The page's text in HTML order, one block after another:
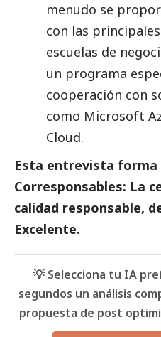
menudo se
con las
escuelas de
un programa
cooperación con
como Microsoft
Cloud.
Esta entrevista forma
Corresponsables: La
calidad responsable,
Excelente.
💡 Selecciona tu IA
segundos un análisis
propuesta de post